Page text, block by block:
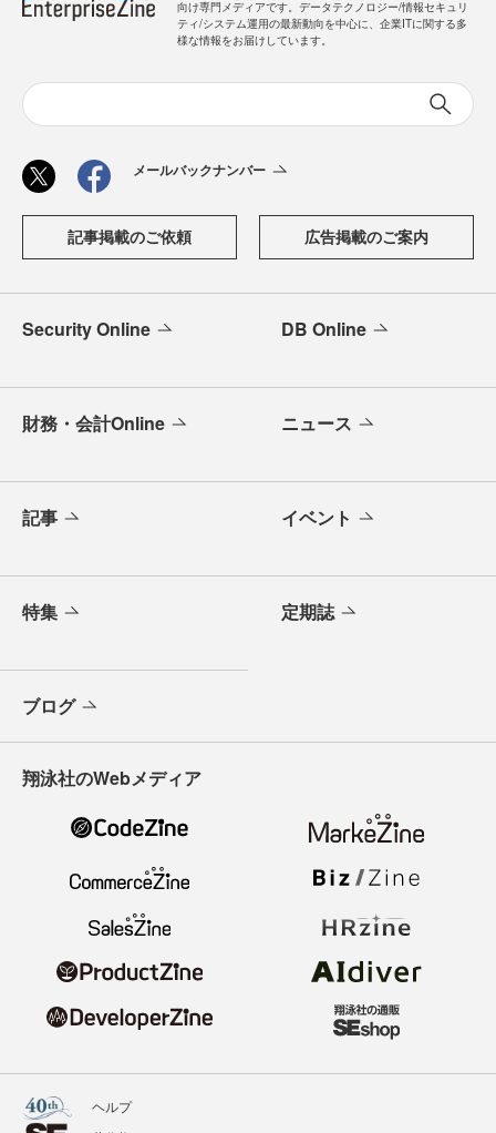
向け専門メディアです。データテクノロジー/情報セキュリ
ティ/システム運用の最新動向を中心に、企業ITに関する多
様な情報をお届けしています。
メールバックナンバー
記事掲載のご依頼 広告掲載のご案内
Security Online DB Online
財務・会計Online ニュース
記事 イベント
特集 定期誌
ブログ
翔泳社のWebメディア
ヘルプ